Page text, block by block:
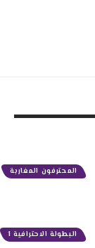
المحترفون المغاربة
البطولة الاحترافية 1